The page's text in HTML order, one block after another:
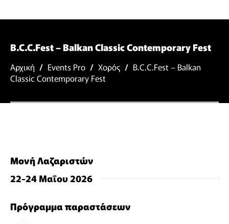
B.C.C.Fest – Balkan Classic Contemporary Fest
Αρχική / Events Pro / Χορός / B.C.C.Fest – Balkan
Classic Contemporary Fest
Μονή Λαζαριστών
22-24 Μαΐου 2026
Πρόγραμμα παραστάσεων